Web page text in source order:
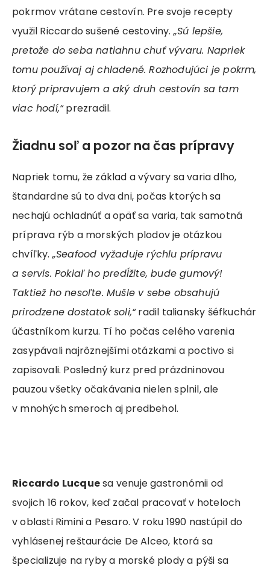
pokrmov vrátane cestovín. Pre svoje recepty
využil Riccardo sušené cestoviny.„Sú lepšie,
pretože do seba natiahnu chuť vývaru. Napriek
tomu používaj aj chladené. Rozhodujúci je pokrm,
ktorý pripravujem a aký druh cestovín sa tam
viac hodí,“prezradil.
Žiadnu soľ a pozor na čas prípravy
Napriek tomu, že základ a vývary sa varia dlho,
štandardne sú to dva dni, počas ktorých sa
nechajú ochladnúť a opäť sa varia, tak samotná
príprava rýb a morských plodov je otázkou
chvíľky.„Seafood vyžaduje rýchlu prípravu
a servis. Pokiaľ ho predĺžite, bude gumový!
Taktiež ho nesoľte. Mušle v sebe obsahujú
prirodzene dostatok soli,“radil taliansky šéfkuchár
účastníkom kurzu. Tí ho počas celého varenia
zasypávali najrôznejšími otázkami a poctivo si
zapisovali. Posledný kurz pred prázdninovou
pauzou všetky očakávania nielen splnil, ale
v mnohých smeroch aj predbehol.
Riccardo Lucquesa venuje gastronómii od
svojich 16 rokov, keď začal pracovať v hoteloch
v oblasti Rimini a Pesaro. V roku 1990 nastúpil do
vyhlásenej reštaurácie De Alceo, ktorá sa
špecializuje na ryby a morské plody a pýši sa